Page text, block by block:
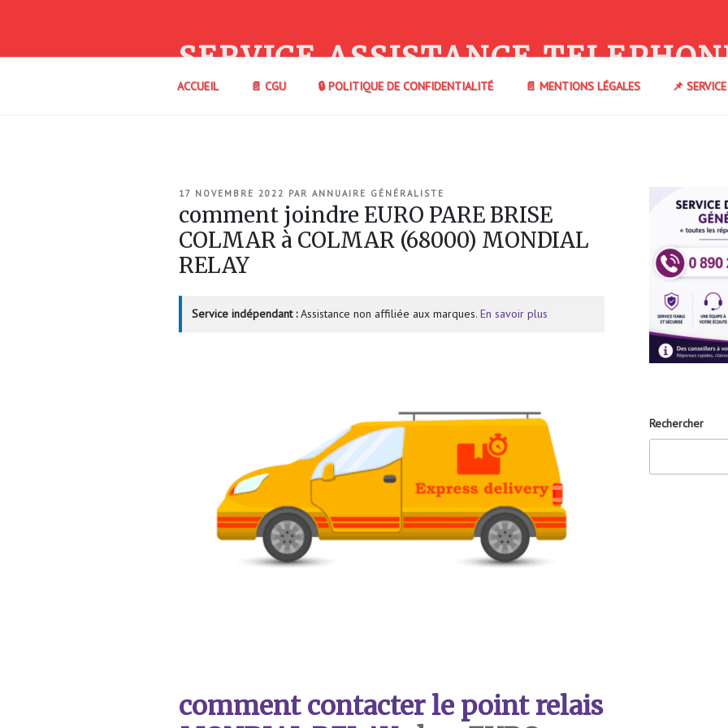
SERVICE ASSISTANCE
ACCUEIL 📄 CGU 🔒 POLITIQUE DE CONFIDENTIALITÉ 📄 MENTIONS LÉGALES 📌
PUBLIÉ
17 NOVEMBRE 2022 PAR ANNUAIRE GÉNÉRALISTE
comment joindre EURO PARE BRISE
COLMAR à COLMAR (68000) MONDIAL
RELAY
Service indépendant :Assistance non affiliée aux marques. En savoir plus
comment contacter le point relais
Rechercher